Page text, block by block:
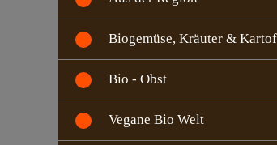
Biogemüse, Kräuter &
Bio - Obst
Vegane Bio Welt